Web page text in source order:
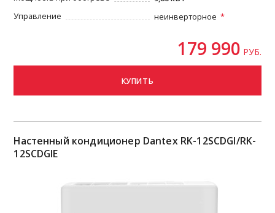
Управление
неинверторное
179 990 РУБ.
КУПИТЬ
Настенный кондиционер Dantex RK-12SCDGI/RK-
12SCDGIE